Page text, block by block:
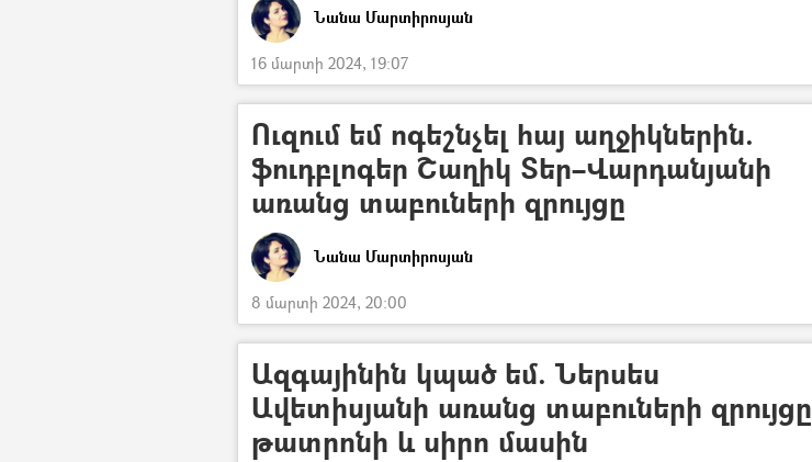
Նանա Մարտիրոսյան
16 մարտի 2024, 19:07
Ուզում եմ ոգեշնչել հայ աղջիկներին.
ֆուդբլոգեր Շաղիկ Տեր–Վարդանյանի
առանց տաբուների զրույցը
Նանա Մարտիրոսյան
8 մարտի 2024, 20:00
Ազգայինին կպած եմ. Ներսես
Ավետիսյանի առանց տաբուների զրույցը
թատրոնի և սիրո մասին